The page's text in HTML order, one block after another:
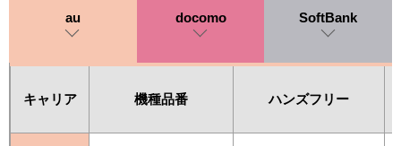
au docomo SoftBank
キャリア 機種品番 ハンズフリー